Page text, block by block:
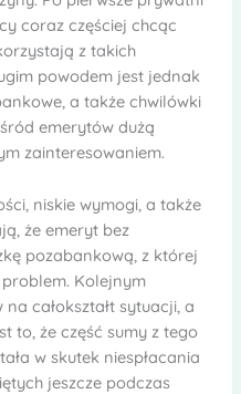
coraz częściej chcąc
z takich
powodem jest jednak
a także chwilówki
emerytów dużą
zainteresowaniem.
niskie wymogi, a także
że emeryt bez
pozabankową, z której
Kolejnym
całokształt sytuacji, a
to, że część sumy z tego
w skutek niespłacania
jeszcze podczas